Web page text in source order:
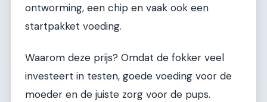
ontworming, een chip en vaak ook een
startpakket voeding.
Waarom deze prijs? Omdat de fokker veel
investeert in testen, goede voeding voor de
moeder en de juiste zorg voor de pups.